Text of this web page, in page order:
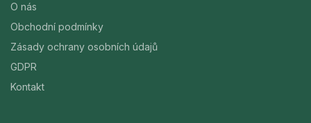
O nás
Obchodní podmínky
Zásady ochrany osobních údajů
GDPR
Kontakt